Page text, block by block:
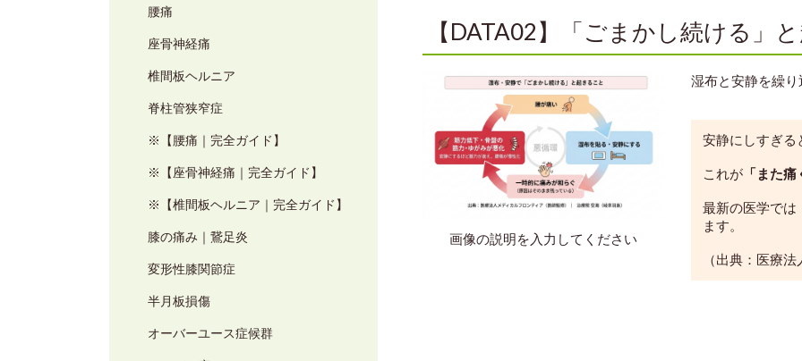
【DATA02】「ごまかし続ける」
画像の説明を入力してください
湿布と安静を繰
安静にしすぎる
これが 「また
最新の医学では
ます。
（出典：医療
腰痛
座骨神経痛
椎間板ヘルニア
脊柱管狭窄症
※【腰痛｜完全ガイド】
※【座骨神経痛｜完全ガイド】
※【椎間板ヘルニア｜完全ガイド】
膝の痛み｜鵞足炎
変形性膝関節症
半月板損傷
オーバーユース症候群